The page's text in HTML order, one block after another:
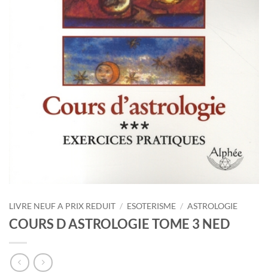
LIVRE NEUF A PRIX REDUIT / ESOTERISME / ASTROLOGIE
COURS D ASTROLOGIE TOME 3 NED